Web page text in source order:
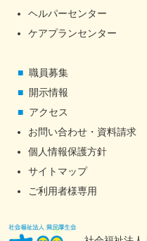
ヘルパーセンター
ケアプランセンター
職員募集
開示情報
アクセス
お問い合わせ・資料請求
個人情報保護方針
サイトマップ
ご利用者様専用